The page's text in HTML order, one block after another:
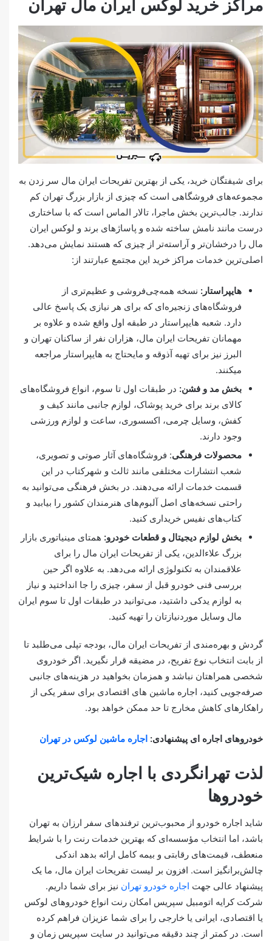
مراکز خرید لوکس ایران مال تهران
برای شیفتگان خرید، یکی از بهترین تفریحات ایران مال سر زدن به
مجموعه‎‌های فروشگاهی است که چیزی از بازار بزرگ تهران کم
ندارند. جالب‌ترین بخش ماجرا، تالار الماس است که با ساختاری
درست مانند نامش ساخته شده و پاساژهای برند و لوکس ایران
مال را درخشان‎‌تر و آراسته‌تر از چیزی که هستند نمایش می‌دهد.
اصلی‌ترین خدمات مراکز خرید این مجتمع عبارتند از:
هایپراستار: نسخه همه‌چی‌فروشی و عظیم‌تری از
فروشگاه‌های زنجیره‌ای که برای هر نیازی یک پاسخ عالی
دارد. شعبه هایپراستار در طبقه اول واقع شده و علاوه بر
مهمانان تفریحات ایران مال، هزاران نفر از ساکنان تهران و
البرز نیز برای تهیه آذوقه و مایحتاج به هایپراستار مراجعه
می‎کنند.
بخش مد و فشن: در طبقات اول تا سوم، انواع فروشگاه‌های
کالای برند برای خرید پوشاک، لوازم جانبی مانند کیف و
کفش، وسایل چرمی، اکسسوری، ساعت و لوازم ورزشی
وجود دارند.
محصولات فرهنگی: فروشگاه‌های آثار صوتی و تصویری،
شعب انتشارات مختلفی مانند ثالث و شهرکتاب در این
قسمت خدمات ارائه می‌دهند. در بخش فرهنگی می‌توانید به
راحتی نسخه‌های اصل آلبوم‌های هنرمندان کشور را بیابید و
کتاب‌های نفیس خریداری کنید.
بخش لوازم دیجیتال و قطعات خودرو: همتای مینیاتوری بازار
بزرگ علاءالدین، یکی از تفریحات ایران مال را برای
علاقمندان به تکنولوژی ارائه می‎‌دهد. به علاوه اگر حین
بررسی فنی خودرو قبل از سفر، چیزی را جا انداختید و نیاز
به لوازم یدکی داشتید، می‌توانید در طبقات اول تا سوم ایران
مال وسایل موردنیازتان را تهیه کنید.
گردش و بهره‌مندی از تفریحات ایران مال، بودجه تپلی می‌طلبد تا
از بابت انتخاب نوع تفریح، در مضیقه قرار نگیرید. اگر خودروی
شخصی همراهتان نباشد و همزمان بخواهید در هزینه‌های جانبی
صرفه‎‌جویی کنید، اجاره ماشین های اقتصادی برای سفر یکی از
راهکارهای کاهش مخارج تا حد ممکن خواهد بود.
خودروهای اجاره ای پیشنهادی: اجاره ماشین لوکس در تهران
لذت تهرانگردی با اجاره شیک‌ترین
خودروها
شاید اجاره خودرو از محبوب‌ترین ترفندهای سفر ارزان به تهران
باشد، اما انتخاب مؤسسه‌ای که بهترین خدمات رنت را با شرایط
منعطف، قیمت‌های رقابتی و بیمه کامل ارائه بدهد اندکی
چالش‌برانگیز است. افزون بر لیست تفریحات ایران مال، ما یک
پیشنهاد عالی جهت اجاره خودرو تهران نیز برای شما داریم.
شرکت کرایه اتومبیل سپریس امکان رنت انواع خودروهای لوکس
یا اقتصادی، ایرانی یا خارجی را برای شما عزیزان فراهم کرده
است. در کمتر از چند دقیقه می‌توانید در سایت سپریس زمان و